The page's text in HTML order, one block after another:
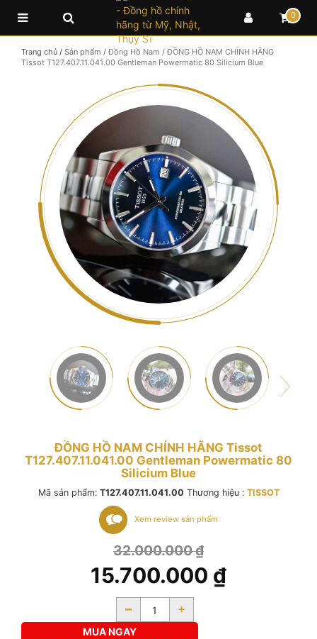
0
Trang chủ / Sản phẩm / Đồng Hồ Nam / ĐỒNG HỒ NAM CHÍNH HÃNG
Tissot T127.407.11.041.00 Gentleman Powermatic 80 Silicium Blue
ĐỒNG HỒ NAM CHÍNH HÃNG Tissot
T127.407.11.041.00 Gentleman Powermatic 80
Silicium Blue
Mã sản phẩm: T127.407.11.041.00 Thương hiệu : TISSOT
Xem review sản phẩm
32.000.000₫
15.700.000 ₫
- +
MUA NGAY